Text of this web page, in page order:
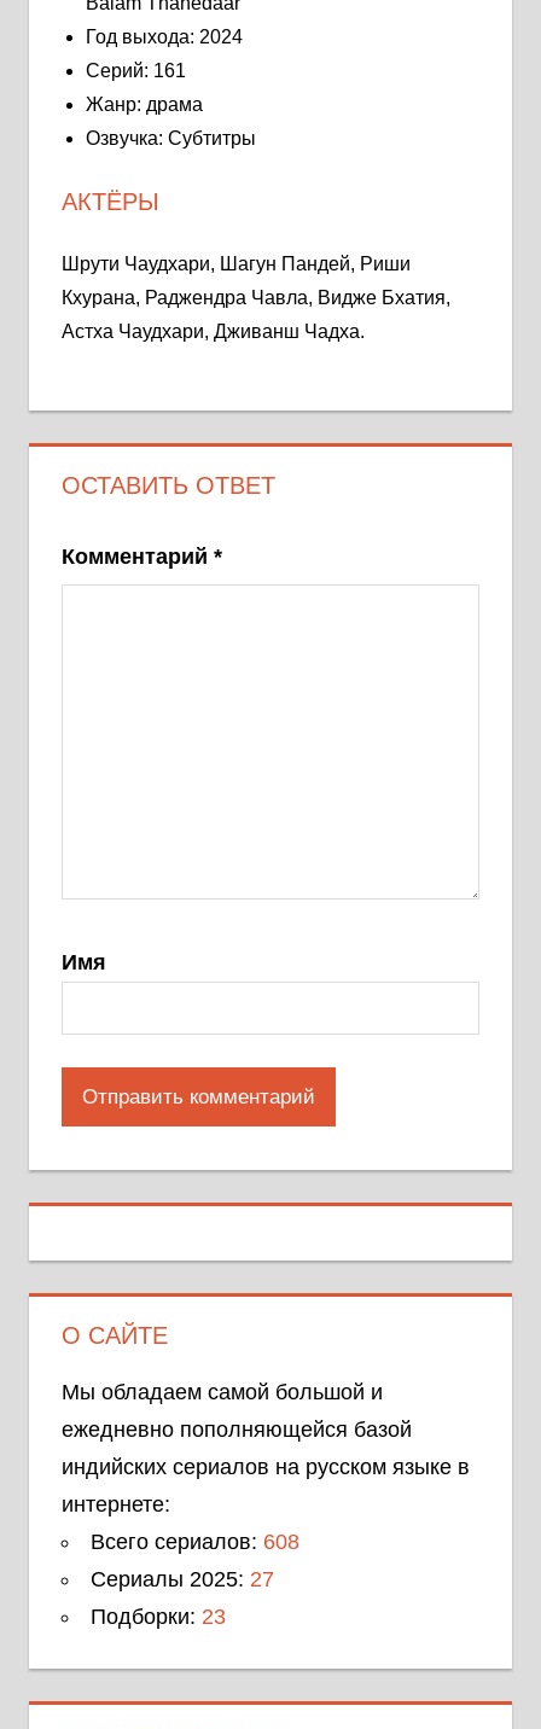
Год выхода: 2024
Серий: 161
Жанр: драма
Озвучка: Субтитры
АКТЁРЫ
Шрути Чаудхари, Шагун Пандей, Риши
Кхурана, Раджендра Чавла, Видже Бхатия,
Астха Чаудхари, Дживанш Чадха.
ОСТАВИТЬ ОТВЕТ
Комментарий *
Имя
О САЙТЕ
Мы обладаем самой большой и
ежедневно пополняющейся базой
индийских сериалов на русском языке в
интернете:
Всего сериалов: 608
Сериалы 2025: 27
Подборки: 23